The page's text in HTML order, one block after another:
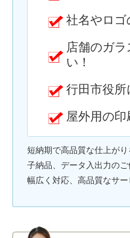
社名やロゴ
店舗のガ
い！
行田市役所
屋外用の
短納期で高品質な仕上が
子納品、データ入出力の
幅広く対応、高品質なサー